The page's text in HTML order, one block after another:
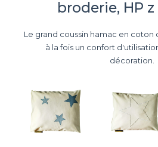
broderie, HP
Le grand coussin hamac en coton
à la fois un confort
décoration.